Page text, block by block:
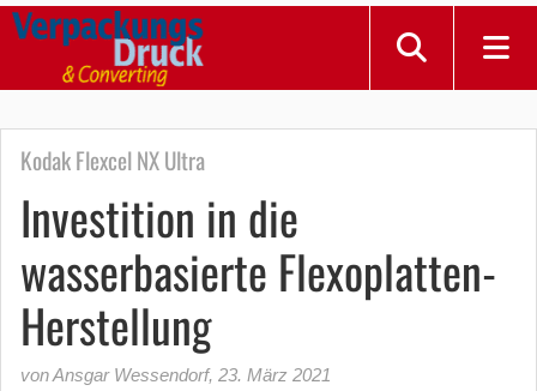
Kodak Flexcel NX Ultra
Investition in die
wasserbasierte Flexoplatten-
Herstellung
von Ansgar Wessendorf, 23. März 2021